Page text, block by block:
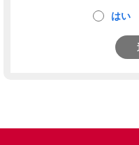
はい